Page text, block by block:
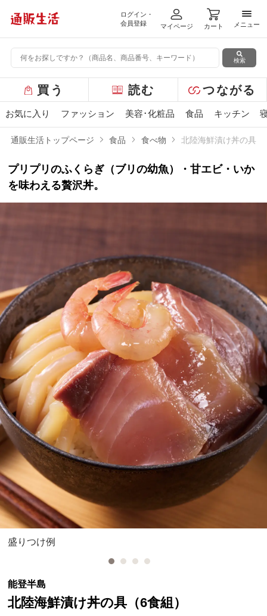
ログイン・
会員登録
マイページ カート
メニ
メニュー
検索
ー
バ
ー
買う 読む つながる
お気に入り ファッション 美容･化粧品 食品 キッチン
通販生活トップページ 食品 食べ物 北陸海鮮漬け丼の具（
プリプリのふくらぎ（ブリの幼魚）・甘エビ・いか
を味わえる贅沢丼。
盛りつけ例
能登半島
北陸海鮮漬け丼の具（6食組）